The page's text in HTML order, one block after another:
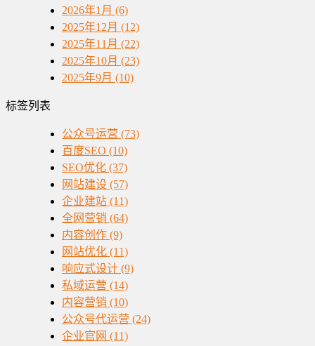
2026年1月 (6)
2025年12月 (12)
2025年11月 (22)
2025年10月 (23)
2025年9月 (10)
标签列表
公众号运营 (73)
百度SEO (10)
SEO优化 (37)
网站建设 (57)
企业建站 (11)
全网营销 (64)
内容创作 (9)
网站优化 (11)
响应式设计 (9)
私域运营 (14)
内容营销 (10)
公众号代运营 (24)
企业官网 (11)